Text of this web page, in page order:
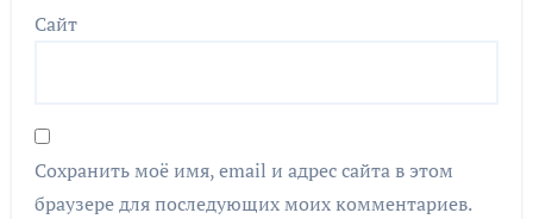
Сайт
Сохранить моё имя, email и адрес сайта в этом
браузере для последующих моих комментариев.